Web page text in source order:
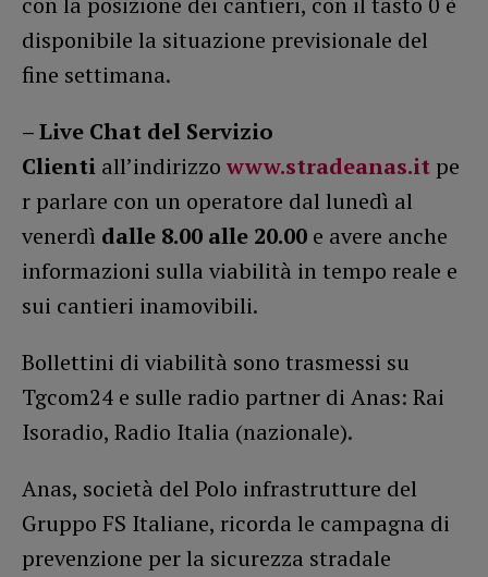
disponibile la situazione previsionale del
fine settimana.
–Live Chat del Servizio
Clienti all’indirizzo www.stradeanas.it pe
r parlare con un operatore dal lunedì al
venerdì dalle 8.00 alle 20.00 e avere anche
informazioni sulla viabilità in tempo reale e
sui cantieri inamovibili.
Bollettini di viabilità sono trasmessi su
Tgcom24 e sulle radio partner di Anas: Rai
Isoradio, Radio Italia (nazionale).
Anas, società del Polo infrastrutture del
Gruppo FS Italiane, ricorda le campagna di
prevenzione per la sicurezza stradale